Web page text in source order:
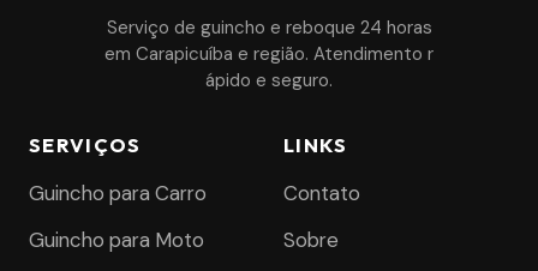
Serviço de guincho e reboque 24 horas
em Carapicuíba e região. Atendimento r
ápido e seguro.
SERVIÇOS
Guincho para Carro
Guincho para Moto
LINKS
Contato
Sobre